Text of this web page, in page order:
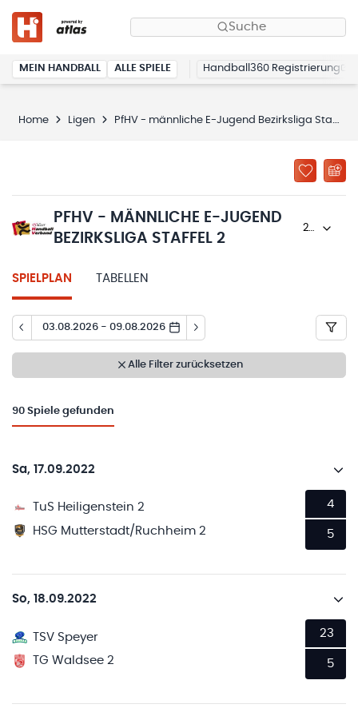
Suche
MEIN HANDBALL ALLE SPIELE Handball360 Registrierung
Home Ligen PfHV - männliche E-Jugend Bezirksliga Staffel 2
PFHV - MÄNNLICHE E-JUGEND
BEZIRKSLIGA STAFFEL 2
SPIELPLAN TABELLEN
03.08.2026 - 09.08.2026
Alle Filter zurücksetzen
90 Spiele gefunden
Sa, 17.09.2022
TuS Heiligenstein 2
HSG Mutterstadt/Ruchheim 2
4
5
So, 18.09.2022
TSV Speyer
TG Waldsee 2
23
5